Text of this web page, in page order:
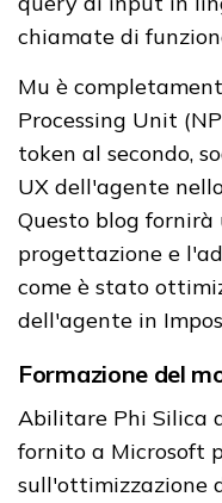
chiamate di
Mu è
Processing Unit
token al secondo,
UX dell'agente
Questo blog
progettazione e
come è stato
dell'agente in
Formazione del
Abilitare Phi Silica
fornito a Microsoft
sull'ottimizzazione